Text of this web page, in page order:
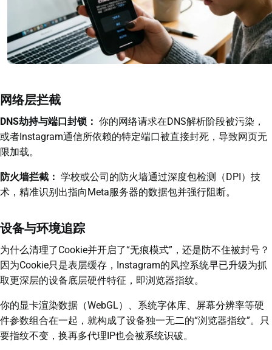
网络层拦截
DNS劫持与端口封锁： 你的网络请求在DNS解析阶段被污染，
或者Instagram通信所依赖的特定端口被直接封死，导致网页无
限加载。
防火墙拦截： 学校或公司的防火墙通过深度包检测（DPI）技
术，精准识别出指向Meta服务器的数据包并强行阻断。
设备与环境追踪
为什么清理了Cookie并开启了“无痕模式”，还是防不住被封号？
因为Cookie只是表层缓存，Instagram的风控系统早已升级为抓
取更深层的设备底层硬件特征，即浏览器指纹。
你的显卡渲染数据（WebGL）、系统字体库、屏幕分辨率等硬
件参数组合在一起，就构成了设备独一无二的“浏览器指纹”。只
要指纹不变，换再多代理IP也会被系统识破。